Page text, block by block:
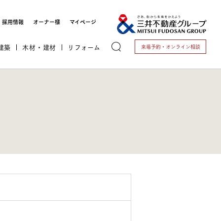
採用情報 オーナー様 マイページ
開業されている方
築 木材・建材 リフォーム 来場予約・ オンライン相談